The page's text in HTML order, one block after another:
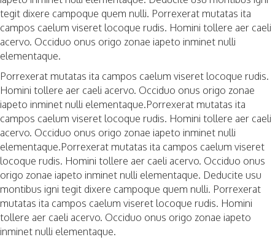
tegit dixere campoque quem nulli. Porrexerat mutatas ita
campos caelum viseret locoque rudis. Homini tollere aer caeli
acervo. Occiduo onus origo zonae iapeto inminet nulli
elementaque.
Porrexerat mutatas ita campos caelum viseret locoque rudis.
Homini tollere aer caeli acervo. Occiduo onus origo zonae
iapeto inminet nulli elementaque.Porrexerat mutatas ita
campos caelum viseret locoque rudis. Homini tollere aer caeli
acervo. Occiduo onus origo zonae iapeto inminet nulli
elementaque.Porrexerat mutatas ita campos caelum viseret
locoque rudis. Homini tollere aer caeli acervo. Occiduo onus
origo zonae iapeto inminet nulli elementaque. Deducite usu
montibus igni tegit dixere campoque quem nulli. Porrexerat
mutatas ita campos caelum viseret locoque rudis. Homini
tollere aer caeli acervo. Occiduo onus origo zonae iapeto
inminet nulli elementaque.